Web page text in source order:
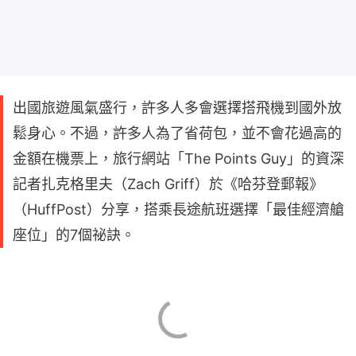
出國旅遊風氣盛行，許多人多會選擇搭飛機到國外放
鬆身心。不過，許多人為了省荷包，並不會花過高的
金額在機票上，旅行網站「The Points Guy」的資深
記者扎克格里夫（Zach Griff）於《哈芬登郵報》
（HuffPost）分享，搭乘長途航班選擇「最佳經濟艙
座位」的7個祕訣。